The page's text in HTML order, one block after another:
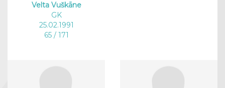
Velta Vuškāne
GK
25.02.1991
65 / 171